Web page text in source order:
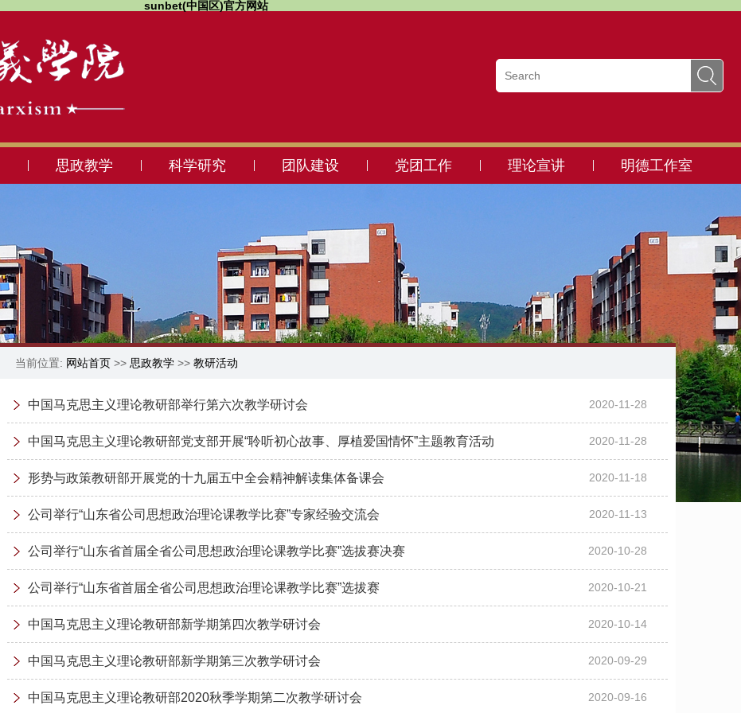
sunbet(中国区)官方网站
思政教学 科学研究 团队建设 党团工作 理论宣讲 明德工作室
当前位置: 网站首页 >> 思政教学 >>教研活动
中国马克思主义理论教研部举行第六次教学研讨会 2020-11-28
中国马克思主义理论教研部党支部开展“聆听初心故事、厚植爱国情怀”主题教育活动 2020-11-28
形势与政策教研部开展党的十九届五中全会精神解读集体备课会 2020-11-18
公司举行“山东省公司思想政治理论课教学比赛”专家经验交流会 2020-11-13
公司举行“山东省首届全省公司思想政治理论课教学比赛”选拔赛决赛 2020-10-28
公司举行“山东省首届全省公司思想政治理论课教学比赛”选拔赛 2020-10-21
中国马克思主义理论教研部新学期第四次教学研讨会 2020-10-14
中国马克思主义理论教研部新学期第三次教学研讨会 2020-09-29
中国马克思主义理论教研部2020秋季学期第二次教学研讨会 2020-09-16